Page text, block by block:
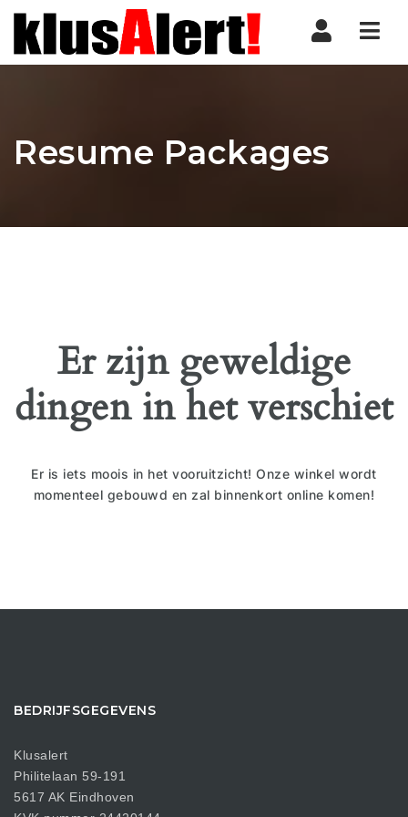
Resume Packages
Er zijn geweldige
dingen in het verschiet
Er is iets moois in het vooruitzicht! Onze winkel wordt
momenteel gebouwd en zal binnenkort online komen!
BEDRIJFSGEGEVENS
Klusalert
Philitelaan 59-191
5617 AK Eindhoven